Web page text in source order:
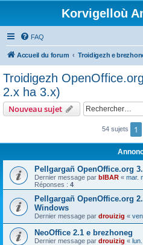
Korvigelloù
FAQ
Accueil du forum Troidigezh e
Troidigezh
2.x ha 3.x)
Nouveau sujet
54 sujets 1
Pellgargañ OpenOffice.org
Dernier message par bIBAR « mar.
Réponses : 4
Pellgargañ OpenOffice.org
Windows
Dernier message par drouizig «
NeoOffice 2.1 e brezhoneg
Dernier message par drouizig «